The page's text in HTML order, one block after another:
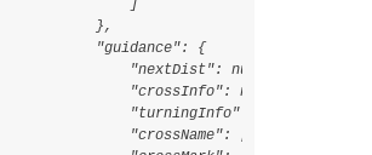
]
},
"guidance": {
"nextDist": null,
"crossInfo": null,
"turningInfo": null,
"crossName": [],